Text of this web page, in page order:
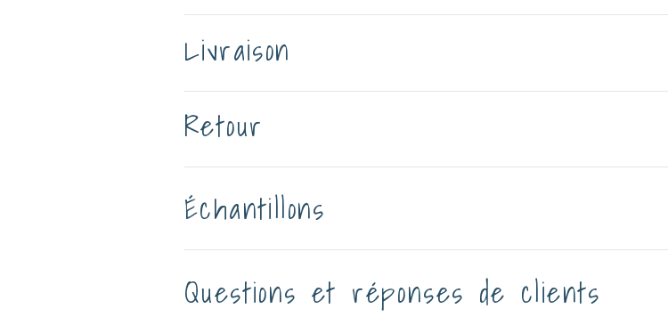
Livraison
Retour
Échantillons
Questions et réponses de clients